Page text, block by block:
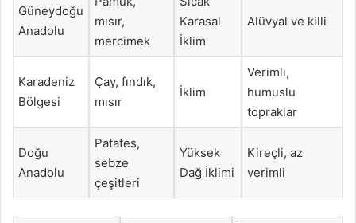
Güneydoğu
Anadolu
mısır,
mercimek
Karasal
İklim
Alüvyal ve killi
Karadeniz
Bölgesi
Çay, fındık,
mısır
İklim
Verimli,
humuslu
topraklar
Doğu
Anadolu
Patates,
sebze
çeşitleri
Yüksek
Dağ İklimi
Kireçli, az
verimli